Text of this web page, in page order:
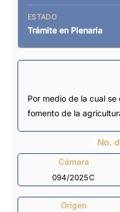
ESTADO
Trámite en Plenaria
Por medio de la cual
fomento de la
No.
Cámara
094/2025C
Origen